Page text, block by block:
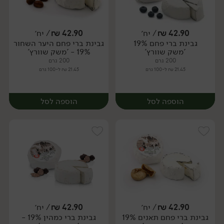
יח׳ יח׳
42.90
₪/ יח׳
גבינת ברי פחם 19%
'משק שוורץ'
200 גרם
21.45 ₪ ל-100 גרם
הוספה לסל
יח׳
42.90
₪/ יח׳
גבינת ברי פחם היער השחור
19% - 'משק שוורץ'
200 גרם
21.45 ₪ ל-100 גרם
הוספה לסל
יח׳
42.90
₪/ יח׳
גבינת ברי פחם תאנים 19%
42.90
₪/ יח׳
גבינת ברי כמהין 19% -